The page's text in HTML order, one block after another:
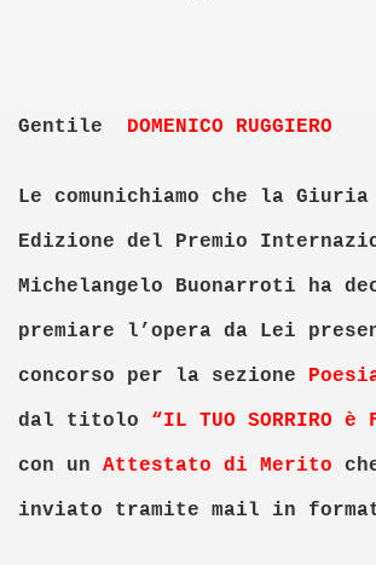
Gentile DOMENICO RUGGIERO
Le comunichiamo che la
Edizione del Premio
Michelangelo Buonarroti ha
premiare l’opera da Lei
concorso per la sezione
dal titolo “IL TUO SORRIRO è
con un Attestato di Merito
inviato tramite mail in
17-6-2016
FRAGOLE 2017